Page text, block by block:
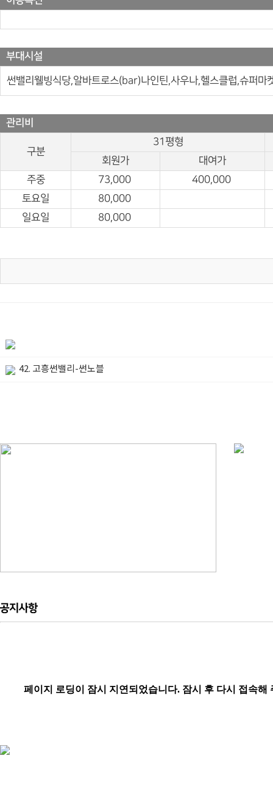
부대시설
썬밸리웰빙식당,알바트로스(bar)나인틴,사우나,헬스클럽,슈퍼
관리비
구분
31평형
회원가
대여가
주중
73,000
400,000
토요일
80,000
일요일
80,000
42. 고흥썬밸리-썬노블